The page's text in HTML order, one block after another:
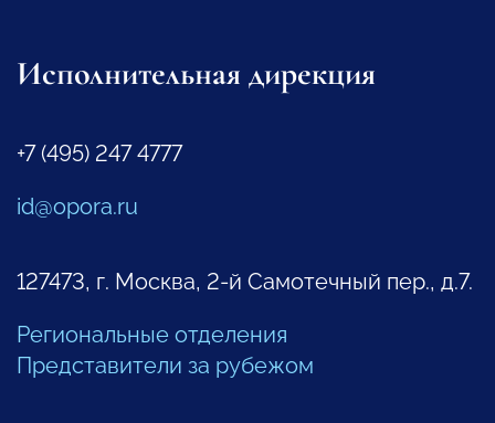
Исполнительная дирекция
+7 (495) 247 4777
id@opora.ru
127473, г. Москва, 2-й Самотечный пер., д.7.
Региональные отделения
Представители за рубежом